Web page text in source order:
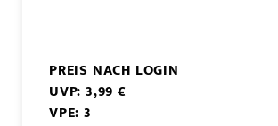
PREIS NACH LOGIN
UVP: 3,99 €
VPE: 3